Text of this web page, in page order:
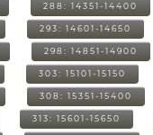
288: 14351-14400
293: 14601-14650
298: 14851-14900
303: 15101-15150
308: 15351-15400
313: 15601-15650